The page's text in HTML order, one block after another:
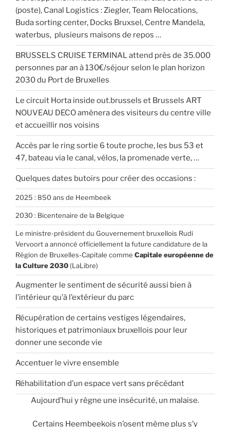
(poste), Canal Logistics : Ziegler, Team Relocations,
Buda sorting center, Docks Bruxsel, Centre Mandela,
waterbus, plusieurs maisons de repos …
BRUSSELS CRUISE TERMINAL attend près de 35.000
personnes par an à 130€/séjour selon le plan horizon
2030 du Port de Bruxelles
Le circuit Horta inside out.brussels et Brussels ART
NOUVEAU DECO amènera des visiteurs du centre ville
et accueillir nos voisins
Accès par le ring sortie 6 toute proche, les bus 53 et
47, bateau via le canal, vélos, la promenade verte, …
Quelques dates butoirs pour créer des occasions :
2025 : 850 ans de Heembeek
2030 : Bicentenaire de la Belgique
Le ministre-président du Gouvernement bruxellois Rudi
Vervoort a annoncé officiellement la future candidature de la
Région de Bruxelles-Capitale comme Capitale européenne de
la Culture 2030 (LaLibre)
Augmenter le sentiment de sécurité aussi bien à
l’intérieur qu’à l’extérieur du parc
Récupération de certains vestiges légendaires,
historiques et patrimoniaux bruxellois pour leur
donner une seconde vie
Accentuer le vivre ensemble
Réhabilitation d’un espace vert sans précédant
Aujourd’hui y règne une insécurité, un malaise.
Certains Heembeekois n’osent même plus s’y